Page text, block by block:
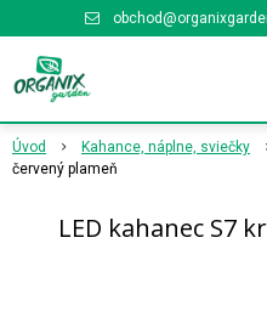
Úvod Kahance, náplne, sviečky
červený plameň
LED kahanec S7